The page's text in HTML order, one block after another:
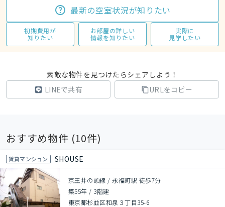
最新の空室状況が知りたい
初期費用が
知りたい
お部屋の詳しい
情報を知りたい
実際に
見学したい
素敵な物件を見つけたらシェアしよう！
LINEで共有
URLをコピー
おすすめ物件 (10件)
賃貸マンション SHOUSE
京王井の頭線 / 永福町駅 徒歩7分
築55年 / 3階建
東京都杉並区和泉３丁目35-6